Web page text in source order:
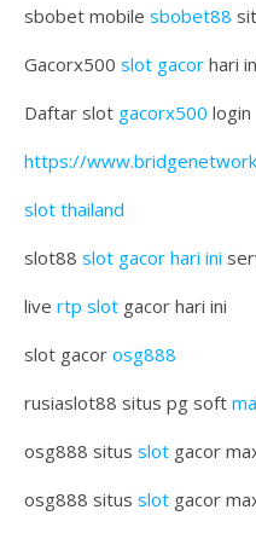
sbobet mobile sbobet88
Gacorx500 slot gacor hari
Daftar slot gacorx500 login
https://
slot thailand
slot88 slot gacor hari ini
live rtp slot gacor hari ini
slot gacor osg888
rusiaslot88 situs pg soft
osg888 situs slot gacor
osg888 situs slot gacor